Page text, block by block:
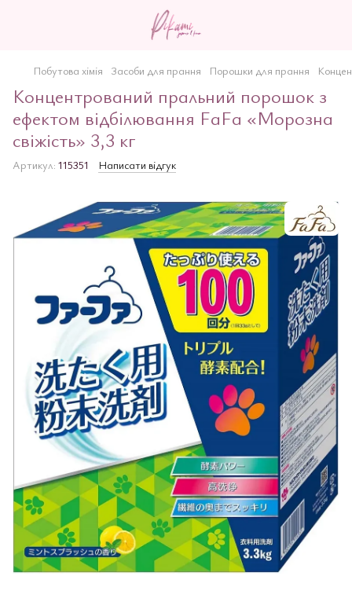
Побутова хімія Засоби для прання Порошки для прання
Концентрований пральний порошок з
ефектом відбілювання FaFa «Морозна
свіжість» 3,3 кг
Артикул: 115351 Написати відгук